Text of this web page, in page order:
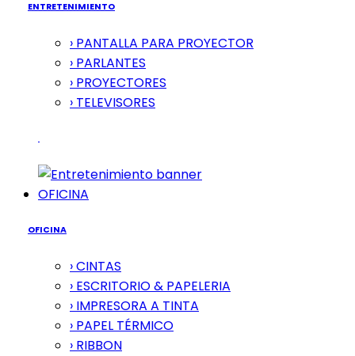
ENTRETENIMIENTO
› PANTALLA PARA PROYECTOR
› PARLANTES
› PROYECTORES
› TELEVISORES
OFICINA
OFICINA
› CINTAS
› ESCRITORIO & PAPELERIA
› IMPRESORA A TINTA
› PAPEL TÉRMICO
› RIBBON